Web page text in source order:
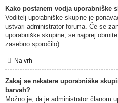
Kako postanem vodja uporabniške
Voditelj uporabniške skupine je
ustvari administrator foruma. Če se
uporabniške skupine, se najprej
zasebno sporočilo).
Na vrh
Zakaj se nekatere uporabniške
barvah?
Možno je, da je administrator članom